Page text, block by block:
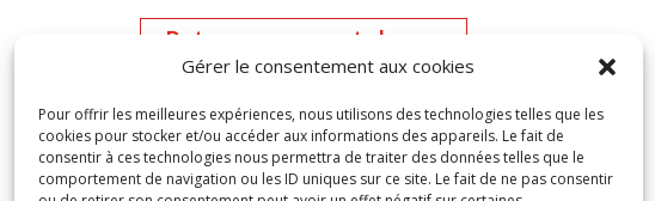
Gérer le consentement aux cookies
Pour offrir les meilleures expériences, nous utilisons des technologies telles que les
cookies pour stocker et/ou accéder aux informations des appareils. Le fait de
consentir à ces technologies nous permettra de traiter des données telles que le
comportement de navigation ou les ID uniques sur ce site. Le fait de ne pas consentir
Retourner au catalogue